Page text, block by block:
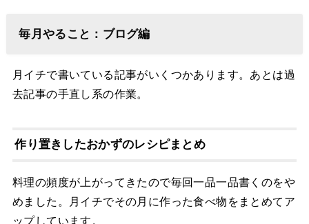
毎月やること：ブログ編
月イチで書いている記事がいくつかあります。あとは過
去記事の手直し系の作業。
作り置きしたおかずのレシピまとめ
料理の頻度が上がってきたので毎回一品一品書くのをや
めました。月イチでその月に作った食べ物をまとめてア
ップしています。